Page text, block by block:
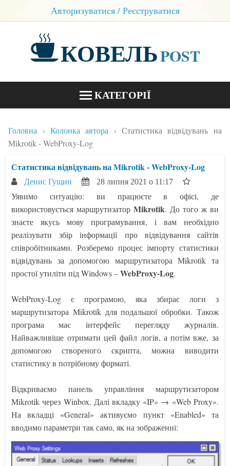
Авторизуватися / Реєструватися
КОВЕЛЬPOST
КАТЕГОРІЇ
КОНТАКТИ
Головна Колонка автора
Статистика відвідувань на
Mikrotik - WebProxy-Log
Статистика відвідувань на Mikrotik - WebProxy-Log
Денис Гущин 28 липня 2021 о 11:17
Уявимо ситуацію: ви працюєте в офісі, де
використовується маршрутизаторMikrotik. До того ж ви
знаєте якусь мову програмування, і вам необхідно
реалізувати збір інформації про відвідування сайтів
співробітниками. Розберемо процес імпорту статистики
відвідувань за допомогою маршрутизатора Mikrotik та
простої утиліти під Windows –WebProxy-Log.
WebProxy-Log є програмою, яка збирає логи з
маршрутизатора Mikrotik для подальшої обробки. Також
програма має інтерфейс перегляду журналів.
Найважливіше отримати цей файл логів, а потім вже, за
допомогою створеного скрипта, можна виводити
статистику в потрібному форматі.
Відкриваємо панель управління маршрутизатором
Mikrotik через Winbox. Далі вкладку «IP» → «Web Proxy».
На вкладці «General» активуємо пункт «Enabled» та
вводимо параметри так само, як на зображенні: